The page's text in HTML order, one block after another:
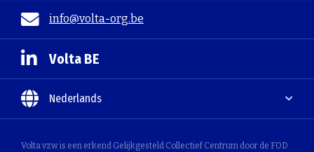
info@volta-org.be
Volta vzw is een erkend Gelijkgesteld Collectief Centrum door de FOD
Volta BE
Nederlands